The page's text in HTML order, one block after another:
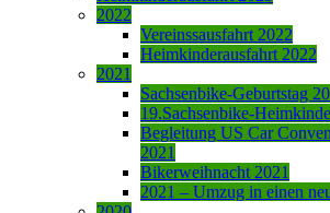
2022
Vereinssausfahrt 2022
Heimkinderausfahrt 2022
2021
Sachsenbike-Geburtstag
19.Sachsenbike-
Begleitung US Car
2021
Bikerweihnacht 2021
2021 – Umzug in einen